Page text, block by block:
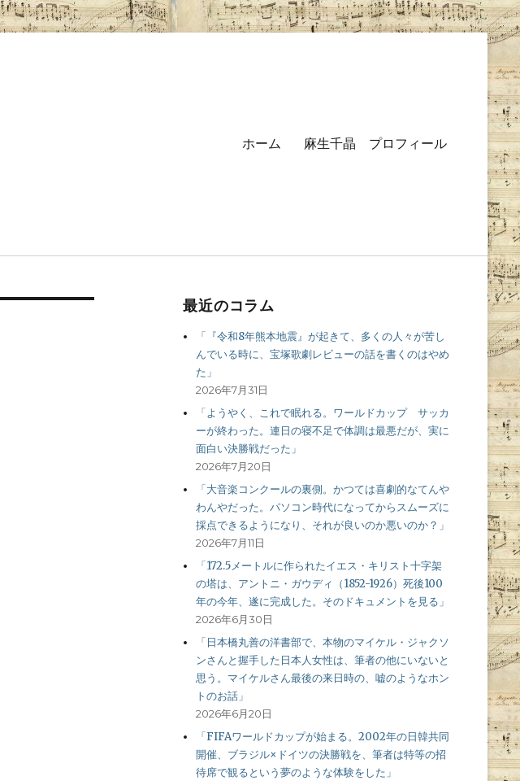
Primary
ホーム 麻生千晶 プロフィール
最近のコラム
「『令和8年熊本地震』が起きて、多くの人々が苦し
んでいる時に、宝塚歌劇レビューの話を書くのはやめ
た」
2026年7月31日
「ようやく、これで眠れる。ワールドカップ サッカ
ーが終わった。連日の寝不足で体調は最悪だが、実に
面白い決勝戦だった」
2026年7月20日
「大音楽コンクールの裏側。かつては喜劇的なてんや
わんやだった。パソコン時代になってからスムーズに
採点できるようになり、それが良いのか悪いのか？」
2026年7月11日
「172.5メートルに作られたイエス・キリスト十字架
の塔は、アントニ・ガウディ（1852-1926）死後100
年の今年、遂に完成した。そのドキュメントを見る」
2026年6月30日
「日本橋丸善の洋書部で、本物のマイケル・ジャクソ
ンさんと握手した日本人女性は、筆者の他にいないと
思う。マイケルさん最後の来日時の、嘘のようなホン
トのお話」
2026年6月20日
「FIFAワールドカップが始まる。2002年の日韓共同
開催、ブラジル×ドイツの決勝戦を、筆者は特等の招
待席で観るという夢のような体験をした」